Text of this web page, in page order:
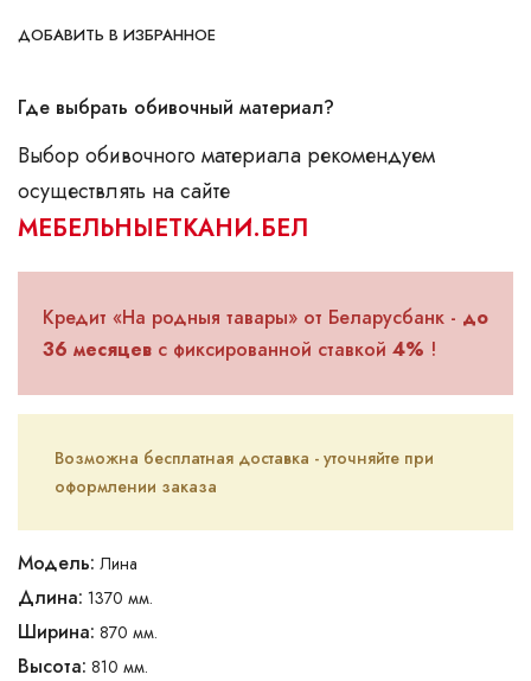
ДОБАВИТЬ В ИЗБРАННОЕ
Где выбрать обивочный материал?
Выбор обивочного материала рекомендуем
осуществлять на сайте
МЕБЕЛЬНЫЕТКАНИ.БЕЛ
Кредит «На родныя тавары» от Беларусбанк - до
36 месяцев с фиксированной ставкой 4% !
Возможна бесплатная доставка - уточняйте при
оформлении заказа
Модель: Лина
Длина: 1370 мм.
Ширина: 870 мм.
Высота: 810 мм.